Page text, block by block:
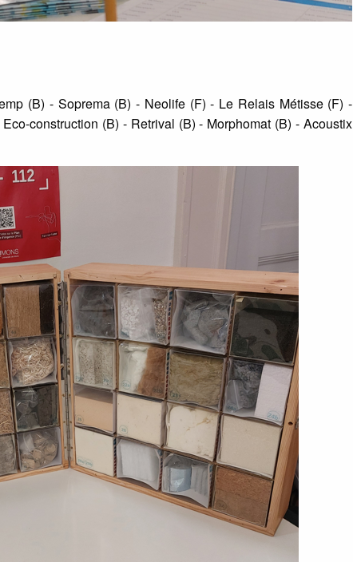
(B) - Soprema (B) - Neolife (F) - Le Relais Métisse (F) -
construction (B) - Retrival (B) - Morphomat (B) - Acoustix